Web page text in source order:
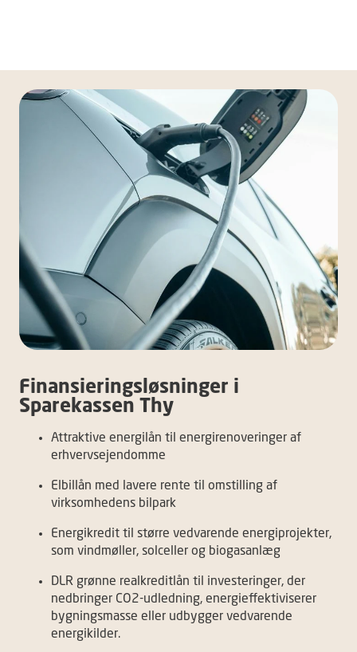
Finansieringsløsninger i
Sparekassen Thy
Attraktive energilån til energirenoveringer af
erhvervsejendomme
Elbillån med lavere rente til omstilling af
virksomhedens bilpark
Energikredit til større vedvarende energiprojekter,
som vindmøller, solceller og biogasanlæg
DLR grønne realkreditlån til investeringer, der
nedbringer CO2-udledning, energieffektiviserer
bygningsmasse eller udbygger vedvarende
energikilder.